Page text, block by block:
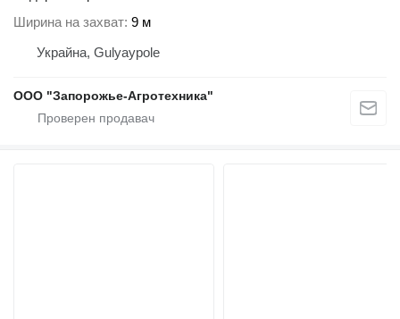
Ширина на захват 9 м
Украйна, Gulyaypole
ООО "Запорожье-Агротехника"